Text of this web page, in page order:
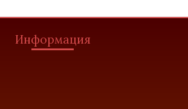
Информация